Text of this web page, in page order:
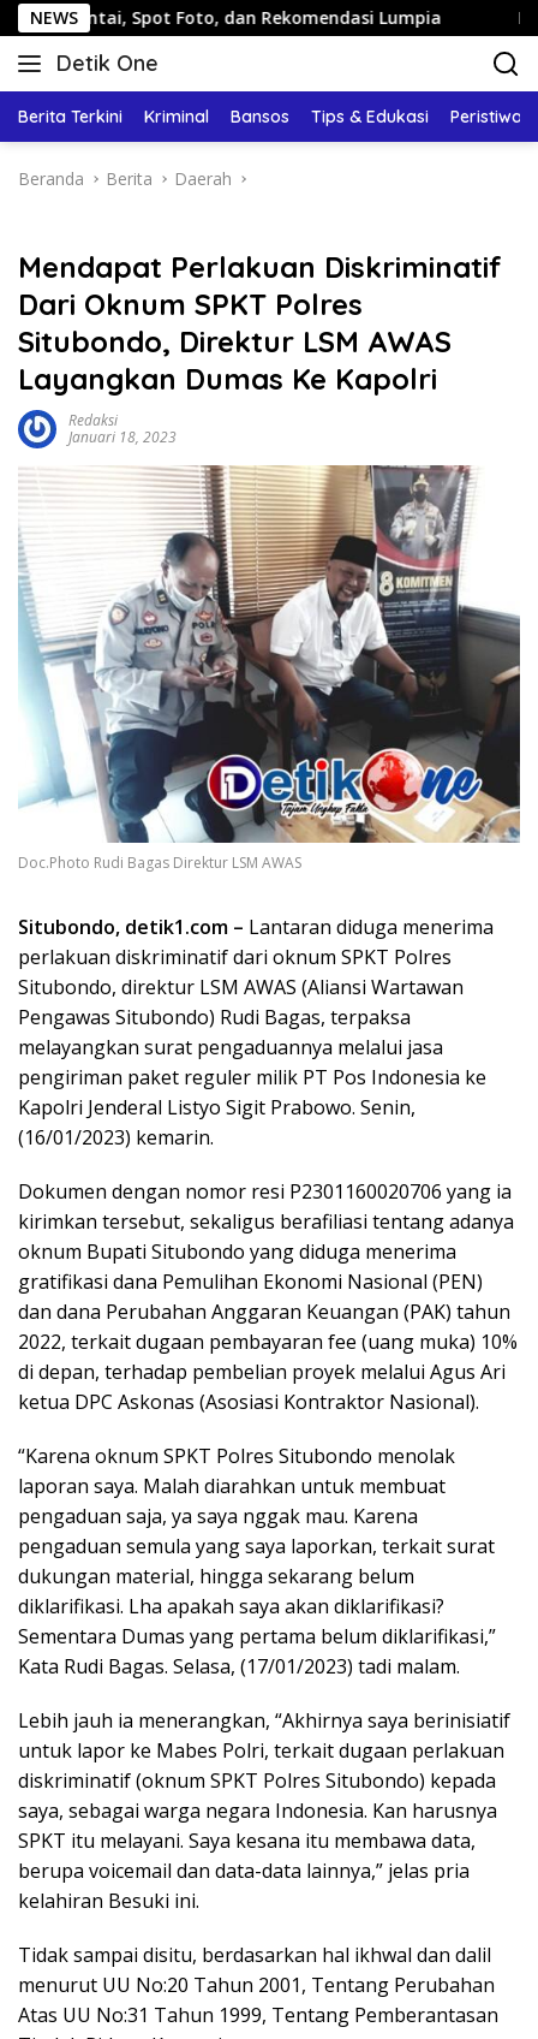
Langsung
ke
konten
NEWS
Foto, dan Rekomendasi Lumpia Panduan Wisata
Detik One
Tajam
Fakta
Berita Terkini Kriminal Bansos Tips & Edukasi Peristiwa
Beranda Berita Daerah
Mendapat Perlakuan Diskriminatif
Dari Oknum SPKT Polres
Situbondo, Direktur LSM AWAS
Layangkan Dumas Ke Kapolri
Redaksi
Januari 18, 2023
Doc.Photo Rudi Bagas Direktur LSM AWAS
Situbondo, detik1.com – Lantaran diduga menerima
perlakuan diskriminatif dari oknum SPKT Polres
Situbondo, direktur LSM AWAS (Aliansi Wartawan
Pengawas Situbondo) Rudi Bagas, terpaksa
melayangkan surat pengaduannya melalui jasa
pengiriman paket reguler milik PT Pos Indonesia ke
Kapolri Jenderal Listyo Sigit Prabowo. Senin,
(16/01/2023) kemarin.
Dokumen dengan nomor resi P2301160020706 yang ia
kirimkan tersebut, sekaligus berafiliasi tentang adanya
oknum Bupati Situbondo yang diduga menerima
gratifikasi dana Pemulihan Ekonomi Nasional (PEN)
dan dana Perubahan Anggaran Keuangan (PAK) tahun
2022, terkait dugaan pembayaran fee (uang muka) 10%
di depan, terhadap pembelian proyek melalui Agus Ari
ketua DPC Askonas (Asosiasi Kontraktor Nasional).
“Karena oknum SPKT Polres Situbondo menolak
laporan saya. Malah diarahkan untuk membuat
pengaduan saja, ya saya nggak mau. Karena
pengaduan semula yang saya laporkan, terkait surat
dukungan material, hingga sekarang belum
diklarifikasi. Lha apakah saya akan diklarifikasi?
Sementara Dumas yang pertama belum diklarifikasi,”
Kata Rudi Bagas. Selasa, (17/01/2023) tadi malam.
Lebih jauh ia menerangkan, “Akhirnya saya berinisiatif
untuk lapor ke Mabes Polri, terkait dugaan perlakuan
diskriminatif (oknum SPKT Polres Situbondo) kepada
saya, sebagai warga negara Indonesia. Kan harusnya
SPKT itu melayani. Saya kesana itu membawa data,
berupa voicemail dan data-data lainnya,” jelas pria
kelahiran Besuki ini.
Tidak sampai disitu, berdasarkan hal ikhwal dan dalil
menurut UU No:20 Tahun 2001, Tentang Perubahan
Atas UU No:31 Tahun 1999, Tentang Pemberantasan